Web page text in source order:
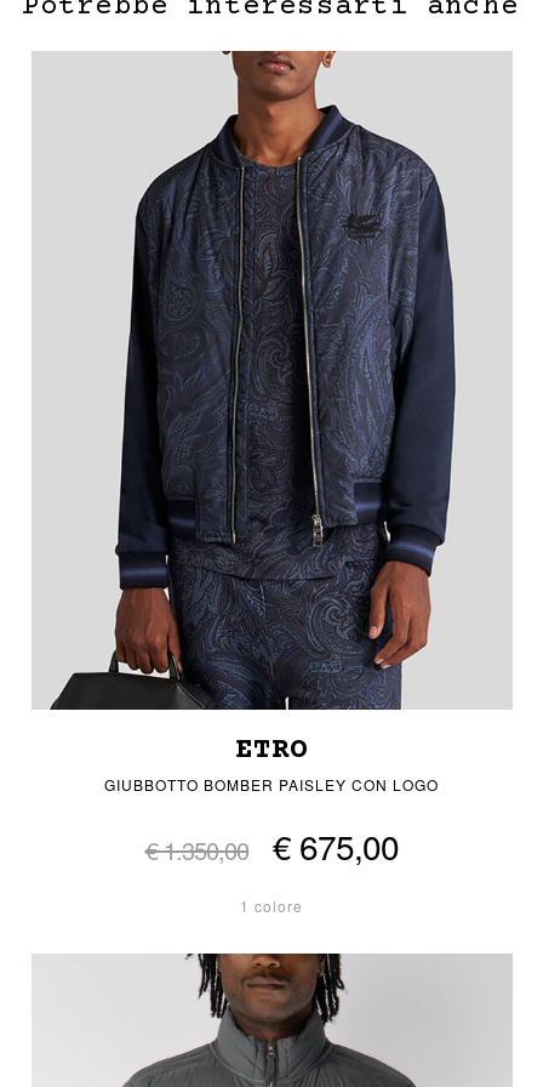
ETRO
GIUBBOTTO BOMBER PAISLEY CON LOGO
€ 1.350,00 € 675,00
1 colore